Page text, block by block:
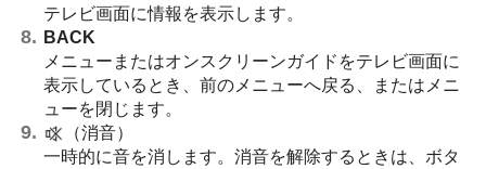
テレビ画面に情報を表示します。
BACK
メニューまたはオンスクリーンガイドをテレビ画面に
表示しているとき、前のメニューへ戻る、またはメニ
ューを閉じます。
（消音）
一時的に音を消します。消音を解除するときは、ボタ